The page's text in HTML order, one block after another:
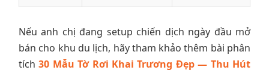
Nếu anh chị đang setup chiến dịch ngày đầu mở
bán cho khu du lịch, hãy tham khảo thêm bài phân
tích30 Mẫu Tờ Rơi Khai Trương Đẹp — Thu Hút